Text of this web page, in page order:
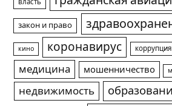
власть
закон и право
кино коронавирус коррупция
медицина
мошенничество
недвижимость